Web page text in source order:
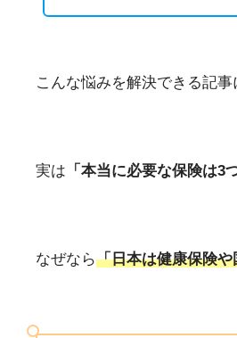
こんな悩みを解決できる記事
実は 「本当に必要な保険は3つ
なぜなら「日本は健康保険